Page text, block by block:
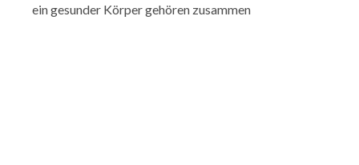
ein gesunder Körper gehören zusammen